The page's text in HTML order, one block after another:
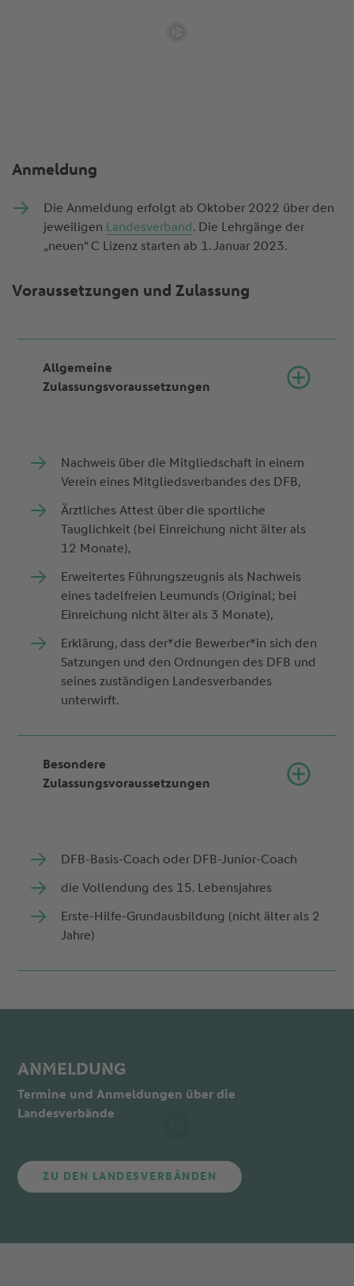
Anmeldung
Die Anmeldung erfolgt ab Oktober 2022 über den
jeweiligen Landesverband. Die Lehrgänge der
„neuen“ C Lizenz starten ab 1. Januar 2023.
Voraussetzungen und Zulassung
Allgemeine
Zulassungsvoraussetzungen
Nachweis über die Mitgliedschaft in einem
Verein eines Mitgliedsverbandes des DFB,
Ärztliches Attest über die sportliche
Tauglichkeit (bei Einreichung nicht älter als
12 Monate),
Erweitertes Führungszeugnis als Nachweis
eines tadelfreien Leumunds (Original; bei
Einreichung nicht älter als 3 Monate),
Erklärung, dass der*die Bewerber*in sich den
Satzungen und den Ordnungen des DFB und
seines zuständigen Landesverbandes
unterwirft.
Besondere
Zulassungsvoraussetzungen
DFB-Basis-Coach oder DFB-Junior-Coach
die Vollendung des 15. Lebensjahres
Erste-Hilfe-Grundausbildung (nicht älter als 2
Jahre)
ANMELDUNG
Termine und Anmeldungen über die
Landesverbände
ZU DEN LANDESVERBÄNDEN